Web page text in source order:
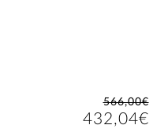
566,00€
432,04€